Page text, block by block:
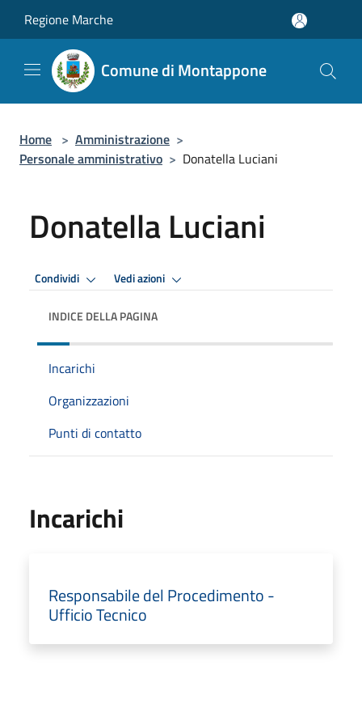
Regione Marche
Comune di Montappone
Home > Amministrazione >
Personale amministrativo > Donatella Luciani
Donatella Luciani
Condividi Vedi azioni
INDICE DELLA PAGINA
Incarichi
Organizzazioni
Punti di contatto
Incarichi
Responsabile del Procedimento -
Ufficio Tecnico